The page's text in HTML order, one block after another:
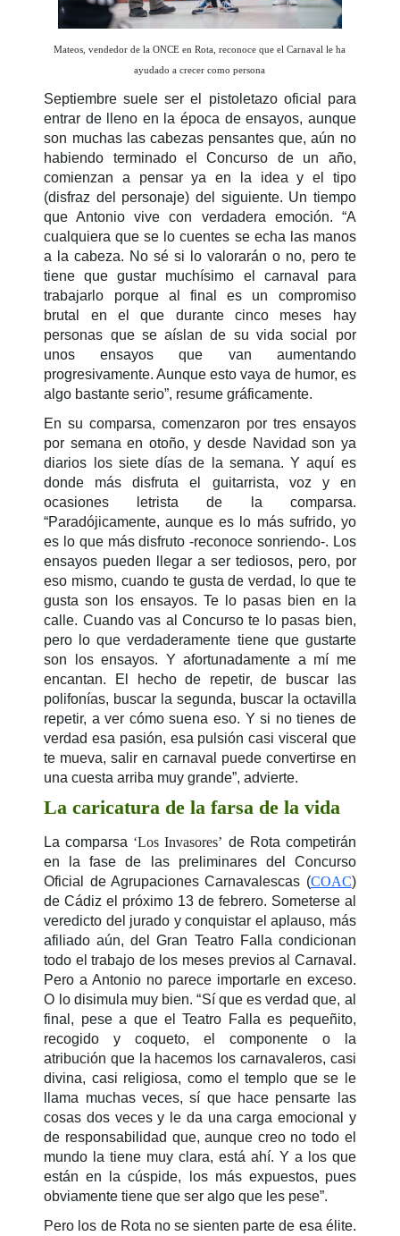
Mateos, vendedor de la ONCE en Rota, reconoce que el Carnaval le ha
ayudado a crecer como persona
Septiembre suele ser el pistoletazo oficial para
entrar de lleno en la época de ensayos, aunque
son muchas las cabezas pensantes que, aún no
habiendo terminado el Concurso de un año,
comienzan a pensar ya en la idea y el tipo
(disfraz del personaje) del siguiente. Un tiempo
que Antonio vive con verdadera emoción. “A
cualquiera que se lo cuentes se echa las manos
a la cabeza. No sé si lo valorarán o no, pero te
tiene que gustar muchísimo el carnaval para
trabajarlo porque al final es un compromiso
brutal en el que durante cinco meses hay
personas que se aíslan de su vida social por
unos ensayos que van aumentando
progresivamente. Aunque esto vaya de humor, es
algo bastante serio”, resume gráficamente.
En su comparsa, comenzaron por tres ensayos
por semana en otoño, y desde Navidad son ya
diarios los siete días de la semana. Y aquí es
donde más disfruta el guitarrista, voz y en
ocasiones letrista de la comparsa.
“Paradójicamente, aunque es lo más sufrido, yo
es lo que más disfruto -reconoce sonriendo-. Los
ensayos pueden llegar a ser tediosos, pero, por
eso mismo, cuando te gusta de verdad, lo que te
gusta son los ensayos. Te lo pasas bien en la
calle. Cuando vas al Concurso te lo pasas bien,
pero lo que verdaderamente tiene que gustarte
son los ensayos. Y afortunadamente a mí me
encantan. El hecho de repetir, de buscar las
polifonías, buscar la segunda, buscar la octavilla
repetir, a ver cómo suena eso. Y si no tienes de
verdad esa pasión, esa pulsión casi visceral que
te mueva, salir en carnaval puede convertirse en
una cuesta arriba muy grande”, advierte.
La caricatura de la farsa de la vida
La comparsa ‘Los Invasores’ de Rota competirán
en la fase de las preliminares del Concurso
Oficial de Agrupaciones Carnavalescas (COAC)
de Cádiz el próximo 13 de febrero. Someterse al
veredicto del jurado y conquistar el aplauso, más
afiliado aún, del Gran Teatro Falla condicionan
todo el trabajo de los meses previos al Carnaval.
Pero a Antonio no parece importarle en exceso.
O lo disimula muy bien. “Sí que es verdad que, al
final, pese a que el Teatro Falla es pequeñito,
recogido y coqueto, el componente o la
atribución que la hacemos los carnavaleros, casi
divina, casi religiosa, como el templo que se le
llama muchas veces, sí que hace pensarte las
cosas dos veces y le da una carga emocional y
de responsabilidad que, aunque creo no todo el
mundo la tiene muy clara, está ahí. Y a los que
están en la cúspide, los más expuestos, pues
obviamente tiene que ser algo que les pese”.
Pero los de Rota no se sienten parte de esa élite.